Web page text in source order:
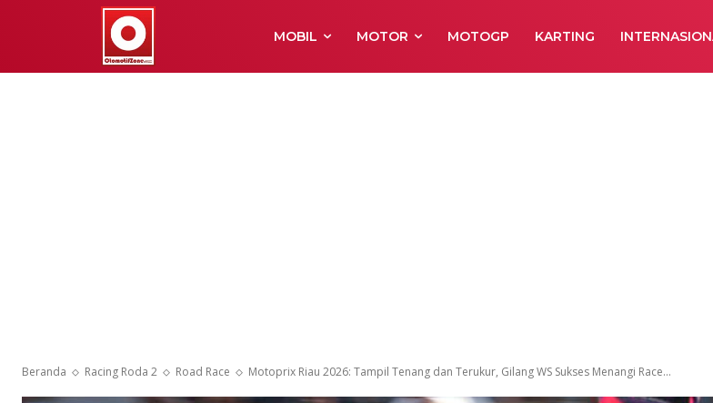
MOBIL MOTOR MOTOGP KARTING
Beranda Racing Roda 2 Road Race Motoprix Riau 2026: Tampil Tenang dan Terukur, Gilang WS Sukses Menangi Race...